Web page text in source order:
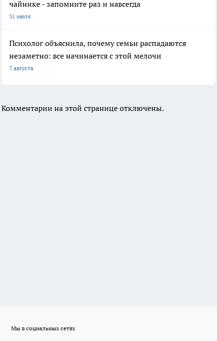
чайнике - запомните раз и навсегда
31 июля
Психолог объяснила, почему семьи распадаются
незаметно: все начинается с этой мелочи
7 августа
Комментарии на этой странице отключены.
Мы в социальных сетях